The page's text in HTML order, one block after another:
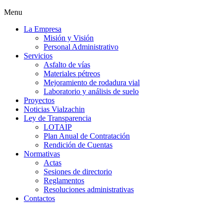
Menu
La Empresa
Misión y Visión
Personal Administrativo
Servicios
Asfalto de vías
Materiales pétreos
Mejoramiento de rodadura vial
Laboratorio y análisis de suelo
Proyectos
Noticias Vialzachin
Ley de Transparencia
LOTAIP
Plan Anual de Contratación
Rendición de Cuentas
Normativas
Actas
Sesiones de directorio
Reglamentos
Resoluciones administrativas
Contactos